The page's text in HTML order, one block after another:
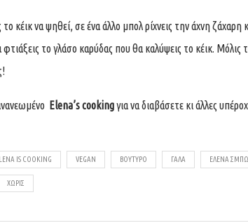
το κέικ να ψηθεί, σε ένα άλλο μπολ ρίχνεις την άχνη
φτιάξεις το γλάσο καρύδας που θα καλύψεις το κέικ. Μόλις
Elena’s cookingγια να διαβάσετε κι άλλες
IS COOKING VEGAN ΒΟΎΤΥΡΟ ΓΆΛΑ ΈΛΕΝΑ
ΧΩΡΊΣ